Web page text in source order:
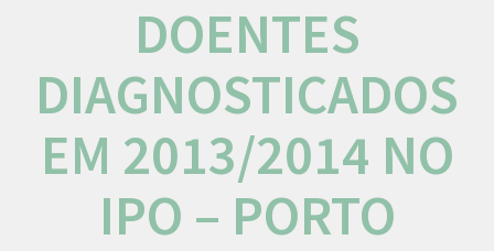
DOENTES
DIAGNOSTICADOS
EM 2013/2014 NO
IPO – PORTO